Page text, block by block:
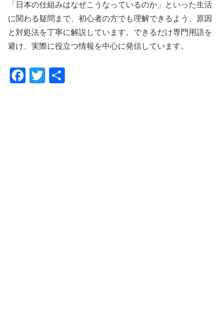
「日本の仕組みはなぜこうなっているのか」といった生活
に関わる疑問まで、初心者の方でも理解できるよう、原因
と対処法を丁寧に解説しています。できるだけ専門用語を
避け、実際に役立つ情報を中心に発信しています。
F
T